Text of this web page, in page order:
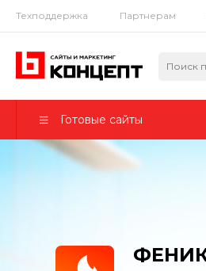
Техподдержка Партнерам
Готовые сайты